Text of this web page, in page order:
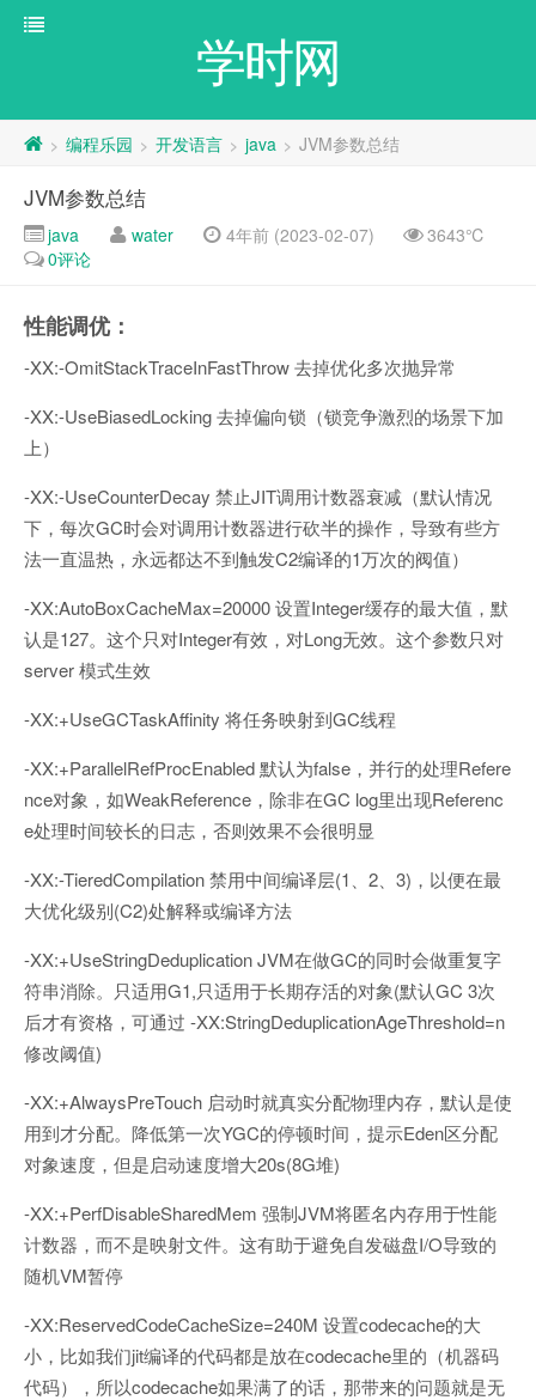
学时网
> 编程乐园 > 开发语言 > java > JVM参数总结
JVM参数总结
java water 4年前 (2023-02-07)
3643℃
0评论
性能调优：
-XX:-OmitStackTraceInFastThrow 去掉优化多次抛异常
-XX:-UseBiasedLocking 去掉偏向锁（锁竞争激烈的场景下加
上）
-XX:-UseCounterDecay 禁止JIT调用计数器衰减（默认情况
下，每次GC时会对调用计数器进行砍半的操作，导致有些方
法一直温热，永远都达不到触发C2编译的1万次的阀值）
-XX:AutoBoxCacheMax=20000 设置Integer缓存的最大值，默
认是127。这个只对Integer有效，对Long无效。这个参数只对
server 模式生效
-XX:+UseGCTaskAffinity 将任务映射到GC线程
-XX:+ParallelRefProcEnabled 默认为false，并行的处理Refere
nce对象，如WeakReference，除非在GC log里出现Referenc
e处理时间较长的日志，否则效果不会很明显
-XX:-TieredCompilation 禁用中间编译层(1、2、3)，以便在最
大优化级别(C2)处解释或编译方法
-XX:+UseStringDeduplication JVM在做GC的同时会做重复字
符串消除。只适用G1,只适用于长期存活的对象(默认GC 3次
后才有资格，可通过 -XX:StringDeduplicationAgeThreshold=n
修改阈值)
-XX:+AlwaysPreTouch 启动时就真实分配物理内存，默认是使
用到才分配。降低第一次YGC的停顿时间，提示Eden区分配
对象速度，但是启动速度增大20s(8G堆)
-XX:+PerfDisableSharedMem 强制JVM将匿名内存用于性能
计数器，而不是映射文件。这有助于避免自发磁盘I/O导致的
随机VM暂停
-XX:ReservedCodeCacheSize=240M 设置codecache的大
小，比如我们jit编译的代码都是放在codecache里的（机器码
代码），所以codecache如果满了的话，那带来的问题就是无